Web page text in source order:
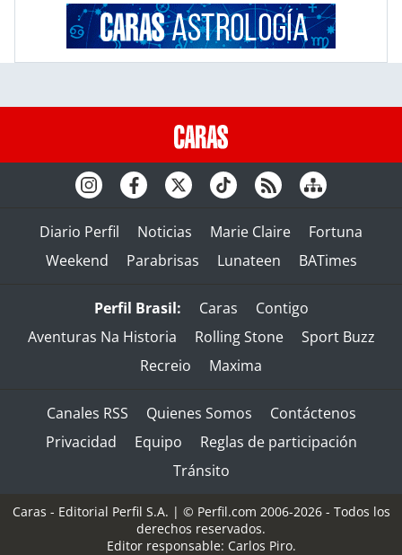
Diario Perfil Noticias Marie Claire
Fortuna
Weekend
Parabrisas Lunateen BATimes
Perfil Brasil: Caras
Contigo
Aventuras Na Historia
Rolling Stone
Sport Buzz
Recreio
Maxima
Canales RSS Quienes Somos
Contáctenos
Privacidad
Equipo
Reglas de participación
Tránsito
Caras - Editorial Perfil S.A. | © Perfil.com 2006-2026 - Todos los
derechos reservados.
Editor responsable: Carlos Piro.